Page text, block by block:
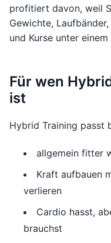
profitiert davon, weil
Gewichte,
und Kurse unter
Für wen
ist
Hybrid Training passt
allgemein fitter
Kraft aufbauen
verlieren
Cardio hasst,
brauchst